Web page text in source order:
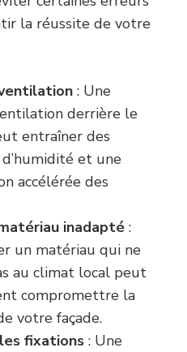
la réussite de votre
: Une
derrière le
entraîner des
et une
accélérée des
inadapté :
un matériau qui ne
au climat local peut
compromettre la
votre façade.
fixations : Une